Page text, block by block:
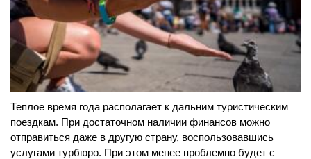
Теплое время года располагает к дальним туристическим
поездкам. При достаточном наличии финансов можно
отправиться даже в другую страну, воспользовавшись
услугами турбюро. При этом менее проблемно будет с